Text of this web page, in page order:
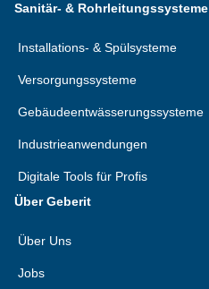
Sanitär- & Rohrleitungssysteme
Installations- & Spülsysteme
Versorgungssysteme
Gebäudeentwässerungssysteme
Industrieanwendungen
Digitale Tools für Profis
Über Geberit
Über Uns
Jobs